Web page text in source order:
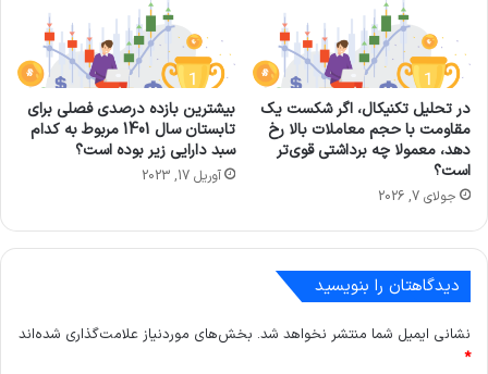
در تحلیل تکنیکال، اگر شکست یک
مقاومت با حجم معاملات بالا رخ
دهد، معمولا چه برداشتی قوی‌تر
است؟
جولای 7, 2026
بیشترین بازده درصدی فصلی برای
تابستان سال 1401 مربوط به کدام
سبد دارایی زیر بوده است؟
آوریل 17, 2023
دیدگاهتان را بنویسید
نشانی ایمیل شما منتشر نخواهد شد. بخش‌های موردنیاز علامت‌گذاری شده‌اند
*